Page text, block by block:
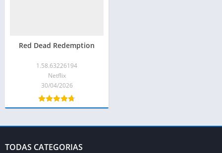
Red Dead Redemption
1.58.63226194
Netflix
30/04/2026
TODAS CATEGORIAS